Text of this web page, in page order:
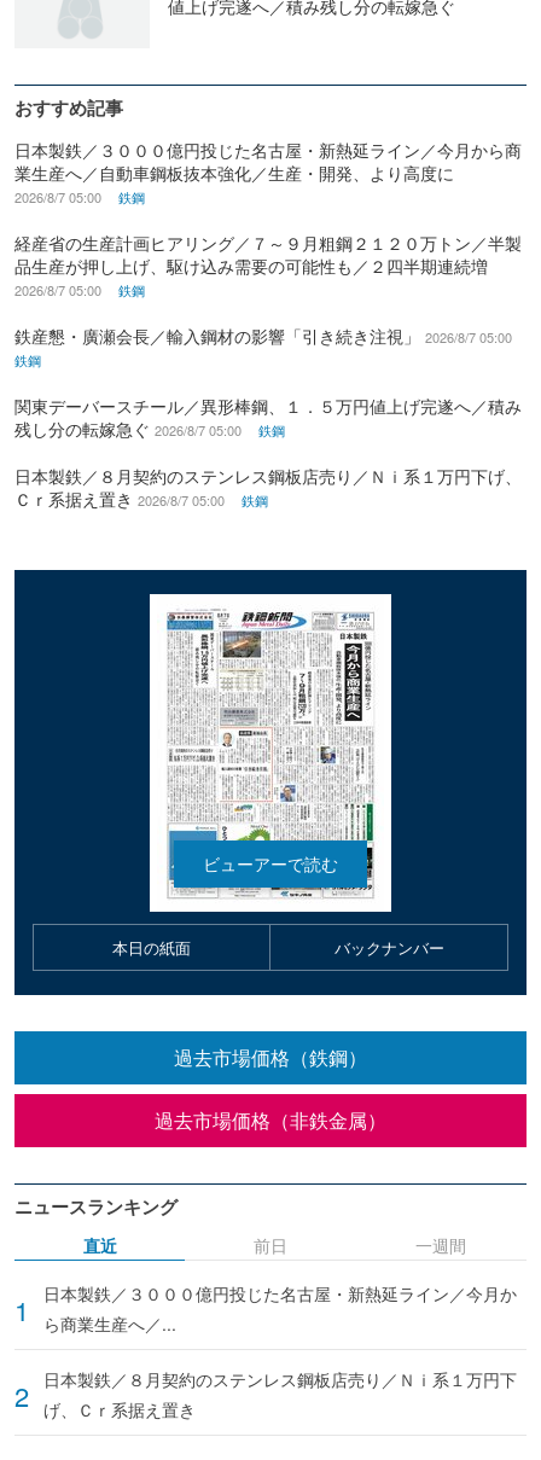
値上げ完遂へ／積み残し分の転嫁急ぐ
おすすめ記事
日本製鉄／３０００億円投じた名古屋・新熱延ライン／今月から商
業生産へ／自動車鋼板抜本強化／生産・開発、より高度に
2026/8/7 05:00 鉄鋼
経産省の生産計画ヒアリング／７～９月粗鋼２１２０万トン／半製
品生産が押し上げ、駆け込み需要の可能性も／２四半期連続増
2026/8/7 05:00 鉄鋼
鉄産懇・廣瀬会長／輸入鋼材の影響「引き続き注視」
2026/8/7 05:00
鉄鋼
関東デーバースチール／異形棒鋼、１．５万円値上げ完遂へ／積み
残し分の転嫁急ぐ 2026/8/7 05:00 鉄鋼
日本製鉄／８月契約のステンレス鋼板店売り／Ｎｉ系１万円下げ、
Ｃｒ系据え置き 2026/8/7 05:00 鉄鋼
本日の紙面 バックナンバー
過去市場価格（鉄鋼）
過去市場価格（非鉄金属）
ニュースランキング
直近
日本製鉄／３０００億円投じた名古屋・新熱延ライン／今月か
ら商業生産へ／...
日本製鉄／８月契約のステンレス鋼板店売り／Ｎｉ系１万円下
げ、Ｃｒ系据え置き
前日 一週間